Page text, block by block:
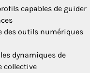
capables de guider
des outils numériques
dynamiques de
collective